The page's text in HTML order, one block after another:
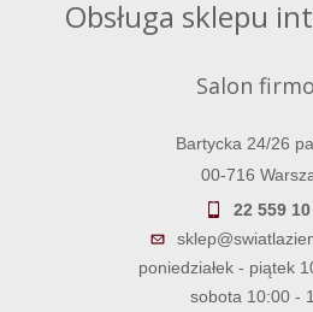
Obsługa sklepu
Salon
Bartycka 24/26
00-716
22 559
poniedziałek - piątek
sobota 10:00 -